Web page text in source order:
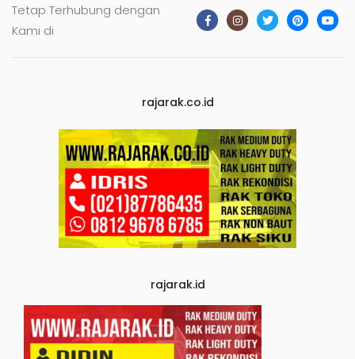
Tetap Terhubung dengan
Kami di
rajarak.co.id
rajarak.id